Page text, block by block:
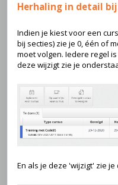
Herhaling in detail
Indien je kiest voor een
bij secties) zie je 0, één of
moet volgen. Iedere regel
deze wijzigt zie je
En als je deze 'wijzigt' zie je